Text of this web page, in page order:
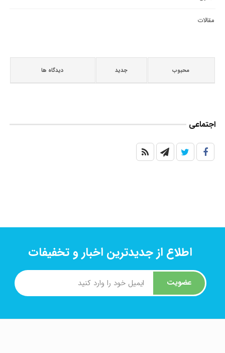
مقالات
محبوب جدید دیدگاه ها
اجتماعی
اطلاع از جدیدترین اخبار و تخفیفات
عضویت